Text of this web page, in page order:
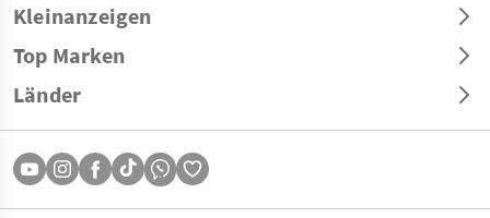
Kleinanzeigen
Top Marken
Länder